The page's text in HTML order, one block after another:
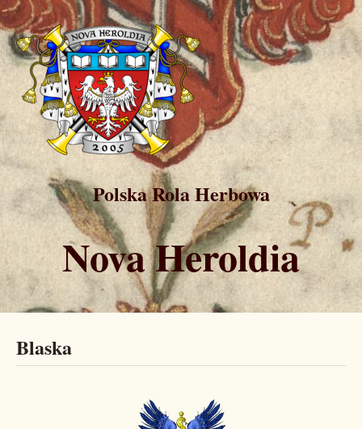
Polska Rola Herbowa
Nova Heroldia
Blaska